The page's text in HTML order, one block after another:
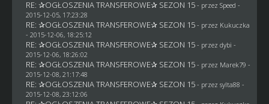
RE: ✰OGŁOSZENIA TRANSFEROWE✰ SEZON 15 - przez Speed -
2015-12-05, 17:23:28
RE: ✰OGŁOSZENIA TRANSFEROWE✰ SEZON 15 - przez Kukuczka
- 2015-12-06, 18:25:12
RE: ✰OGŁOSZENIA TRANSFEROWE✰ SEZON 15 - przez dybi -
2015-12-06, 18:26:02
RE: ✰OGŁOSZENIA TRANSFEROWE✰ SEZON 15 - przez Marek79 -
2015-12-08, 21:17:48
RE: ✰OGŁOSZENIA TRANSFEROWE✰ SEZON 15 - przez sylta88 -
2015-12-08, 23:12:06